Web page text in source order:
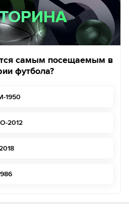
самым посещаемым в
футбола?
1950
2012